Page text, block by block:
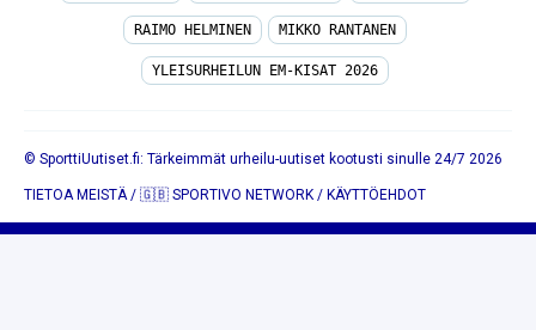
RAIMO HELMINEN MIKKO RANTANEN
YLEISURHEILUN EM-KISAT 2026
© SporttiUutiset.fi: Tärkeimmät urheilu-uutiset kootusti sinulle 24/7 2026
TIETOA MEISTÄ/ 🇬🇧 SPORTIVO NETWORK / KÄYTTÖEHDOT